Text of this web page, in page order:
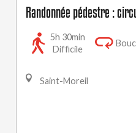
Randonnée pédestre :
5h 30min
Difficile
Saint-Moreil